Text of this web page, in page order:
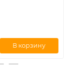
В корзину